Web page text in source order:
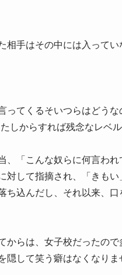
相手はその中には入って
ってくるそいつらはどうな
しからすれば残念なレベ
、「 こんな奴らに何言わ
対して指摘され、「きも
ち込んだし、 それ以来、口
からは、女子校だったの
隠して笑う癖はなくなりま